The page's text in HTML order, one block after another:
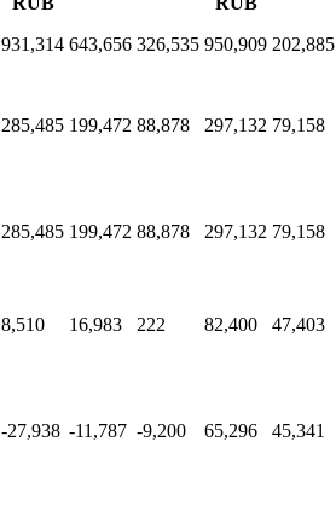
931,314 643,656 326,535 950,909 202,885
285,485 199,472 88,878 297,132 79,158
285,485 199,472 88,878 297,132 79,158
8,510 16,983 222 82,400 47,403
-27,938 -11,787 -9,200 65,296 45,341